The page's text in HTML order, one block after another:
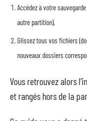
Accédez à votre
autre partition).
Glissez tous vos fichiers
nouveaux dossiers
Vous retrouvez alors
et rangés hors de la